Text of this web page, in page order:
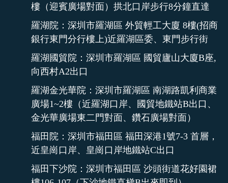
樓（迎賓廣場對面）拱北口岸步行8分鐘直達
羅湖院：深圳市羅湖區 外貿輕工大廈 8樓(招商
銀行東門分行樓上)近羅湖區委、東門步行街
羅湖國貿院：深圳市羅湖區 國貿廬山大廈B座,
向西村A2出口
羅湖金光華院：深圳市羅湖區 南湖路凱利商業
廣場1~2樓（近羅湖口岸、國貿地鐵站B出口、
金光華廣場東二門對面、鑽石廣場對面）
福田院：深圳市福田區 福田深港1號7-3 首層，
近皇崗口岸、皇崗口岸地鐵站C出口
福田下沙院：深圳市福田區 沙頭街道花好園裙